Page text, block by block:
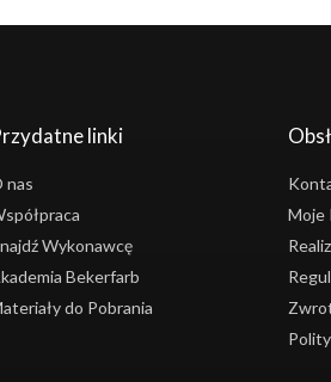
linki
nas
Wykonawcę
Bekerfarb
do Pobrania
Moje